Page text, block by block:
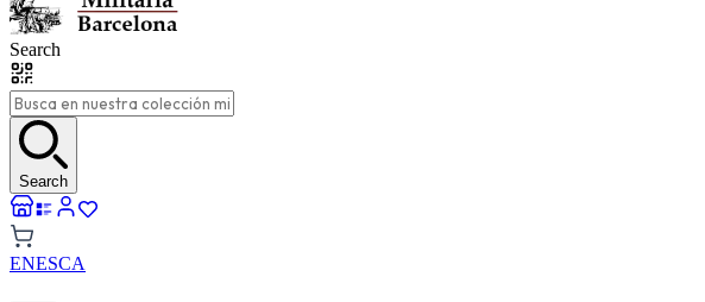
Search
Search
ENESCA